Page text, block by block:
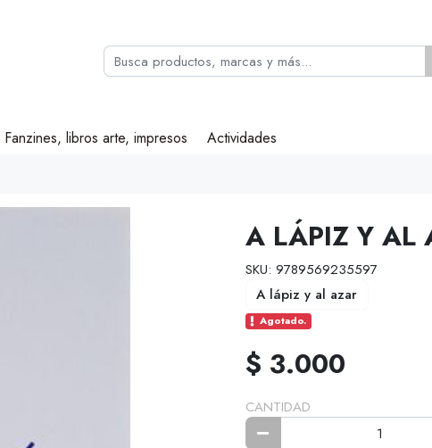
Fanzines, libros arte, impresos Actividades
A LÁPIZ Y AL
SKU: 9789569235597
A lápiz y al azar
Agotado.
$ 3.000
CANTIDAD